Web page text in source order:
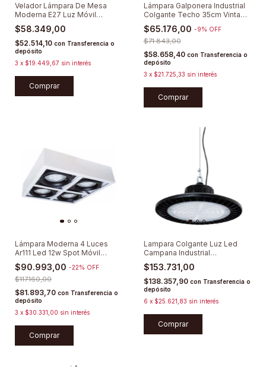
Velador Lámpara De Mesa
Moderna E27 Luz Móvil
Industrial Led
$58.349,00
$52.514,10 con Transferencia o
depósito
3 x $19.449,67 sin interés
Comprar
Lámpara Galponera Industrial
Colgante Techo 35cm Vintage
E27 Moderna Pantalla Estilo
Deco Sieteiluminacion
$65.176,00 -9% OFF
$71.843,00
$58.658,40 con Transferencia o
depósito
3 x $21.725,33 sin interés
Comprar
Lámpara Moderna 4 Luces
Ar111 Led 12w Spot Móvil
Dimerizable
$90.993,00 -22% OFF
$117.160,00
$81.893,70 con Transferencia o
depósito
3 x $30.331,00 sin interés
Comprar
Lampara Colgante Luz Led
Campana Industrial
Galpón/depósito
$153.731,00
$138.357,90 con Transferencia o
depósito
6 x $25.621,83 sin interés
Comprar